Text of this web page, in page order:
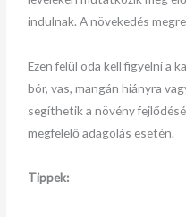
indulnak. A növekedés
Ezen felül oda kell figyelni a
bór, vas, mangán hiányra
segíthetik a növény
megfelelő adagolás esetén.
Tippek: